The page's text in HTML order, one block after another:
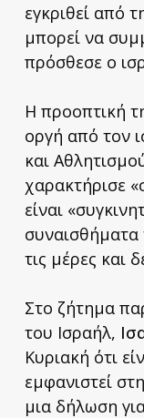
εγκριθεί από
μπορεί να
πρόσθεσε ο
Η προοπτική
οργή από τον
και
χαρακτήρισε
είναι
συναισθήματα
τις μέρες και
Στο ζήτημα
του Ισραήλ,
Κυριακή ότι
εμφανιστεί
μια δήλωση